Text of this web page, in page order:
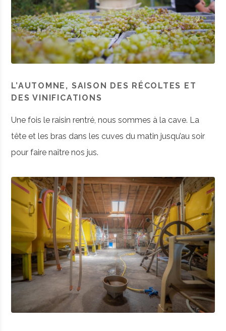
L’AUTOMNE, SAISON DES RÉCOLTES ET
DES VINIFICATIONS
Une fois le raisin rentré, nous sommes à la cave. La
tête et les bras dans les cuves du matin jusqu’au soir
pour faire naître nos jus.